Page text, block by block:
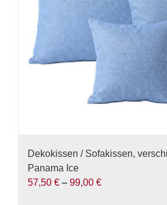
Dekokissen / Sofakissen,
Panama Ice
57,50 € – 99,00 €